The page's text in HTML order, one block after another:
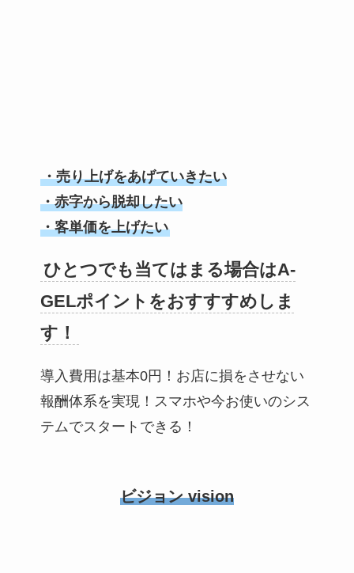
・売り上げをあげていきたい
・赤字から脱却したい
・客単価を上げたい
ひとつでも当てはまる場合はA-
GELポイントをおすすすめしま
す！
導入費用は基本0円！お店に損をさせない
報酬体系を実現！スマホや今お使いのシス
テムでスタートできる！
ビジョンvision